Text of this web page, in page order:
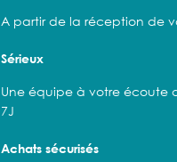
A partir de la réception de
Sérieux
Une équipe à votre écoute
7J
Achats sécurisés